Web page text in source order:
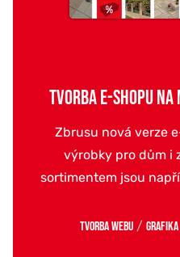
TVORBA E-SHOPU NA
Zbrusu nová verze
výrobky pro dům i
sortimentem jsou
Tvorba webu / Grafika